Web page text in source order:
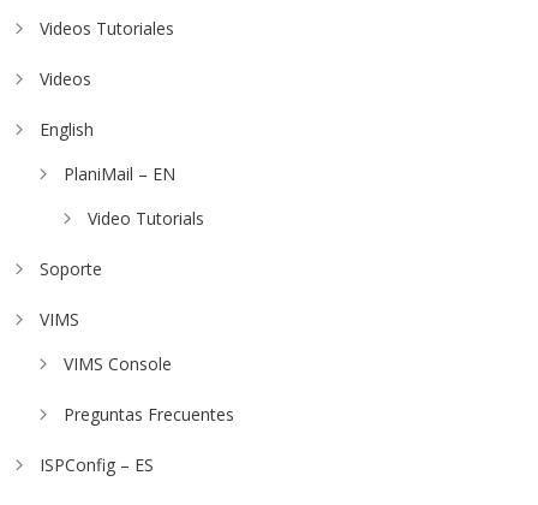
Videos Tutoriales
Videos
English
PlaniMail – EN
Video Tutorials
Soporte
VIMS
VIMS Console
Preguntas Frecuentes
ISPConfig – ES